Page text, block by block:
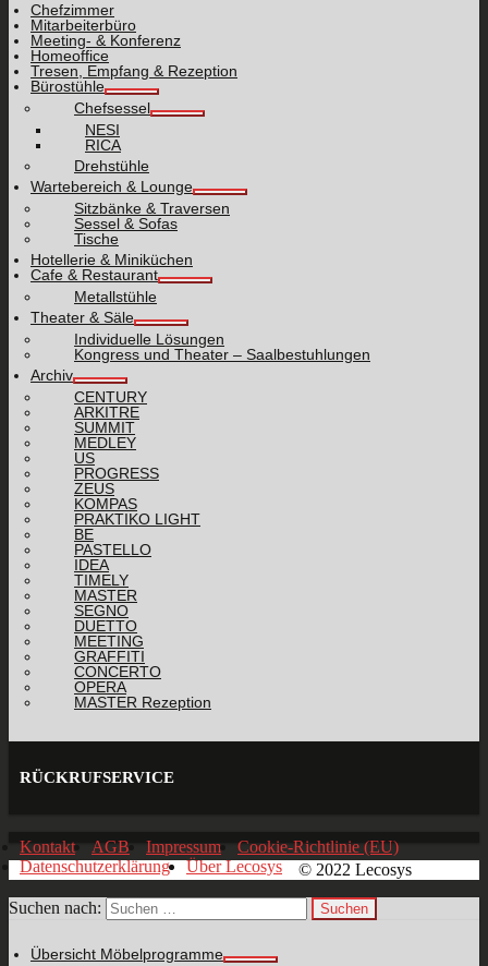
Chefzimmer
Mitarbeiterbüro
Meeting- & Konferenz
Homeoffice
Tresen, Empfang & Rezeption
Bürostühle
Chefsessel
NESI
RICA
Drehstühle
Wartebereich & Lounge
Sitzbänke & Traversen
Sessel & Sofas
Tische
Hotellerie & Miniküchen
Cafe & Restaurant
Metallstühle
Theater & Säle
Individuelle Lösungen
Kongress und Theater – Saalbestuhlungen
Archiv
CENTURY
ARKITRE
SUMMIT
MEDLEY
US
PROGRESS
ZEUS
KOMPAS
PRAKTIKO LIGHT
BE
PASTELLO
IDEA
TIMELY
MASTER
SEGNO
DUETTO
MEETING
GRAFFITI
CONCERTO
OPERA
MASTER Rezeption
RÜCKRUFSERVICE
Kontakt AGB Impressum
Cookie-Richtlinie (EU)
Datenschutzerklärung
Über Lecosys © 2022 Lecosys
Suchen nach:
Übersicht Möbelprogramme